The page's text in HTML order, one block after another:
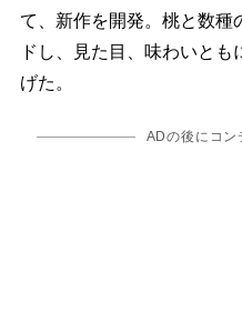
て、新作を開発。桃と数種
ドし、見た目、味わいと
げた。
ADの後にコン